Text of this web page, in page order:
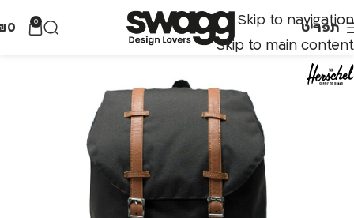
Skip to navigation
Skip to main content
תפריט 0
0